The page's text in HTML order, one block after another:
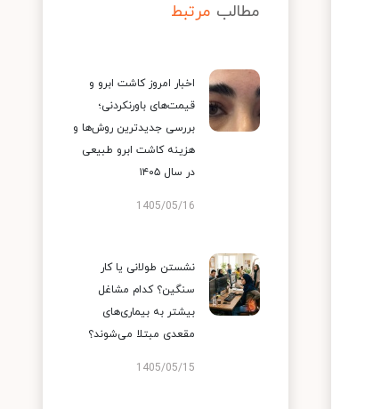
مطالب مرتبط
اخبار امروز کاشت ابرو و
قیمت‌های باورنکردنی؛
بررسی جدیدترین روش‌ها و
هزینه کاشت ابرو طبیعی
در سال ۱۴۰۵
1405/05/16
نشستن طولانی یا کار
سنگین؟ کدام مشاغل
بیشتر به بیماری‌های
مقعدی مبتلا می‌شوند؟
1405/05/15